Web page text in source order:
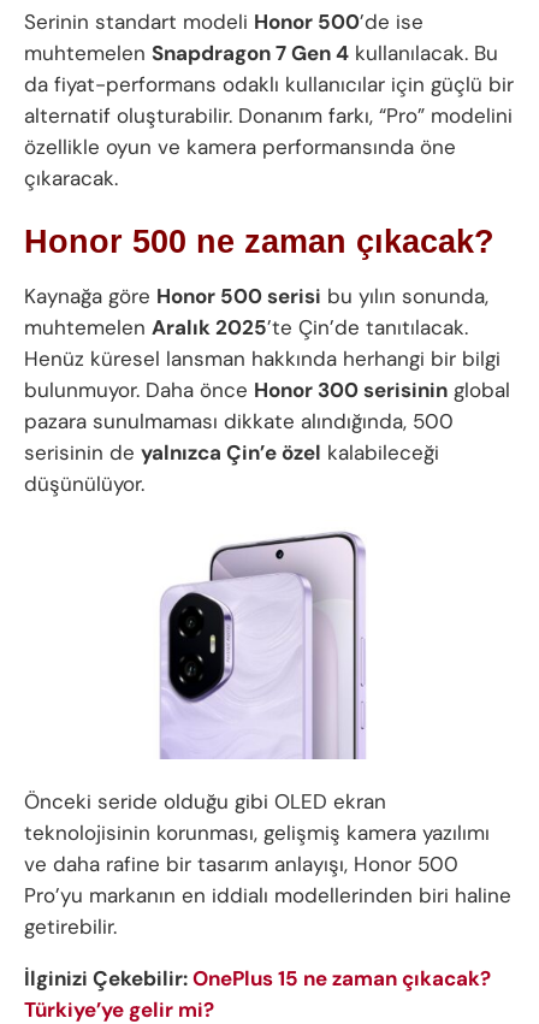
Serinin standart modeli Honor 500’de ise
muhtemelen Snapdragon 7 Gen 4 kullanılacak. Bu
da fiyat-performans odaklı kullanıcılar için güçlü bir
alternatif oluşturabilir. Donanım farkı, “Pro” modelini
özellikle oyun ve kamera performansında öne
çıkaracak.
Honor 500 ne zaman çıkacak?
Kaynağa göre Honor 500 serisi bu yılın sonunda,
muhtemelen Aralık 2025’te Çin’de tanıtılacak.
Henüz küresel lansman hakkında herhangi bir bilgi
bulunmuyor. Daha önce Honor 300 serisinin global
pazara sunulmaması dikkate alındığında, 500
serisinin de yalnızca Çin’e özel kalabileceği
düşünülüyor.
Önceki seride olduğu gibi OLED ekran
teknolojisinin korunması, gelişmiş kamera yazılımı
ve daha rafine bir tasarım anlayışı, Honor 500
Pro’yu markanın en iddialı modellerinden biri haline
getirebilir.
İlginizi Çekebilir:OnePlus 15 ne zaman çıkacak?
Türkiye’ye gelir mi?